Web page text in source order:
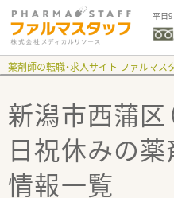
平日9
薬剤師の転職・求人サイト ファルマス
新潟市西蒲区
日祝休みの薬
情報一覧